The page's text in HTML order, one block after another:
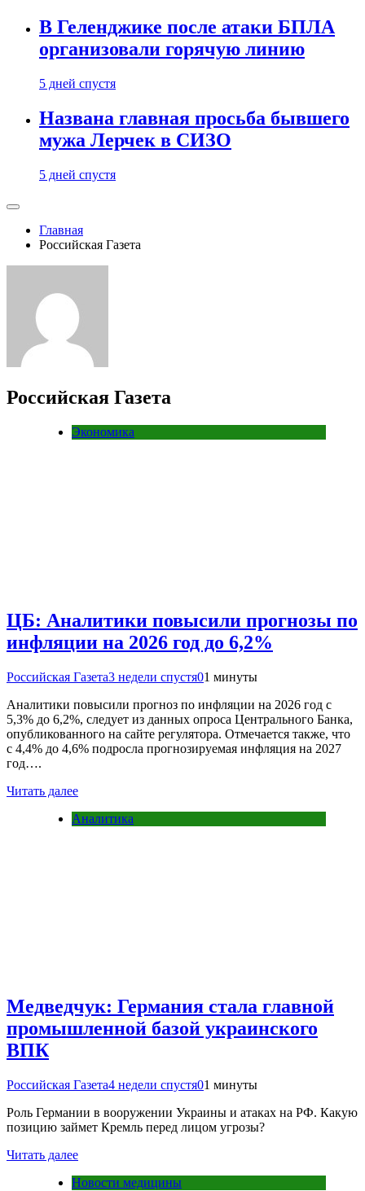
В Геленджике после атаки БПЛА
организовали горячую линию
5 дней спустя
Названа главная просьба бывшего
мужа Лерчек в СИЗО
5 дней спустя
Главная
Российская Газета
Российская Газета
Экономика
ЦБ: Аналитики повысили прогнозы по
инфляции на 2026 год до 6,2%
Российская Газета3 недели спустя01 минуты
Аналитики повысили прогноз по инфляции на 2026 год с
5,3% до 6,2%, следует из данных опроса Центрального Банка,
опубликованного на сайте регулятора. Отмечается также, что
с 4,4% до 4,6% подросла прогнозируемая инфляция на 2027
год….
Читать далее
Аналитика
Медведчук: Германия стала главной
промышленной базой украинского
ВПК
Российская Газета4 недели спустя01 минуты
Роль Германии в вооружении Украины и атаках на РФ. Какую
позицию займет Кремль перед лицом угрозы?
Читать далее
Новости медицины